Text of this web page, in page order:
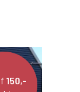
150,-